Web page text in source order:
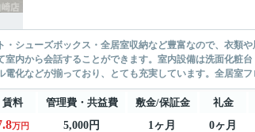
・シューズボックス・全居室収納など豊富なので、衣類
室内から会話することができます。室内設備は洗面化粧
電化などが揃っており、とても充実しています。全居室
賃料 管理費・共益費 敷金/保証金 礼金
万円 5,000円 1ヶ月 0ヶ月